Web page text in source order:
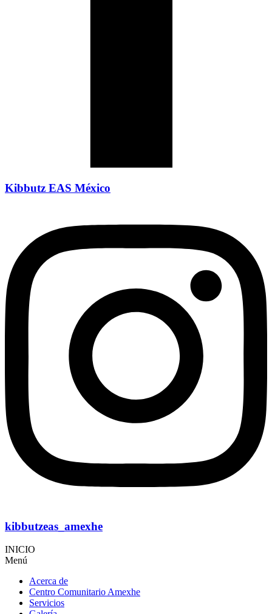
Kibbutz EAS México
kibbutzeas_amexhe
INICIO
Menú
Acerca de
Centro Comunitario Amexhe
Servicios